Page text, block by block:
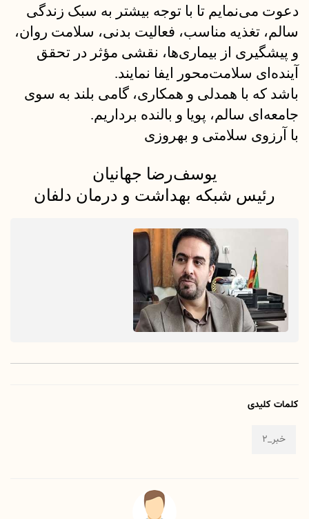
دعوت می‌نمایم تا با توجه بیشتر به سبک زندگی
سالم، تغذیه مناسب، فعالیت بدنی، سلامت روان،
و پیشگیری از بیماری‌ها، نقشی مؤثر در تحقق
آینده‌ای سلامت‌محور ایفا نمایند.
باشد که با همدلی و همکاری، گامی بلند به سوی
جامعه‌ای سالم، پویا و بالنده برداریم.
با آرزوی سلامتی و بهروزی
یوسف‌رضا جهانیان
رئیس شبکه بهداشت و درمان دلفان
کلمات کلیدی
خبر_2